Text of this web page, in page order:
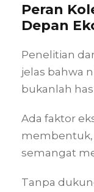
Peran
Depan
Penelitian
jelas bahwa
bukanlah
Ada faktor
membentuk,
semangat
Tanpa